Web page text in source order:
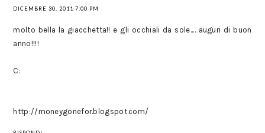
DICEMBRE 30, 2011 7:00 PM
molto bella la giacchetta!! e gli occhiali da sole.... auguri di buon
anno!!!!
C:
http://moneygonefor.blogspot.com/